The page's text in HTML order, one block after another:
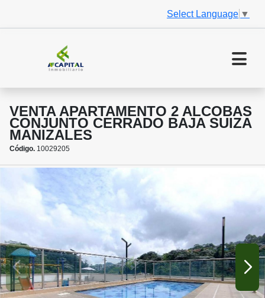
Select Language ▼
VENTA APARTAMENTO 2 ALCOBAS
CONJUNTO CERRADO BAJA SUIZA
MANIZALES
Código. 10029205